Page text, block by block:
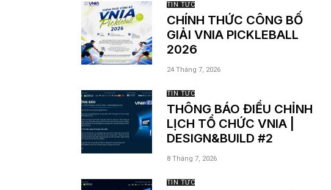
TIN TỨC
CHÍNH THỨC CÔNG BỐ
GIẢI VNIA PICKLEBALL
2026
24 Tháng 7, 2026
TIN TỨC
THÔNG BÁO ĐIỀU CHỈNH
LỊCH TỔ CHỨC VNIA |
DESIGN&BUILD #2
8 Tháng 7, 2026
TIN TỨC